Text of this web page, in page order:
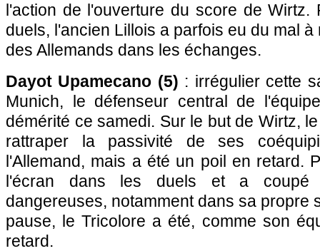
l'action de l'ouverture du score de Wirtz.
duels, l'ancien Lillois a parfois eu du mal
des Allemands dans les échanges.
Dayot Upamecano (5) : irrégulier cette
Munich, le défenseur central de
démérité ce samedi. Sur le but de Wirtz,
rattraper la passivité de ses
l'Allemand, mais a été un poil en retard.
l'écran dans les duels et a coupé
dangereuses, notamment dans sa propre
pause, le Tricolore a été, comme son
retard.